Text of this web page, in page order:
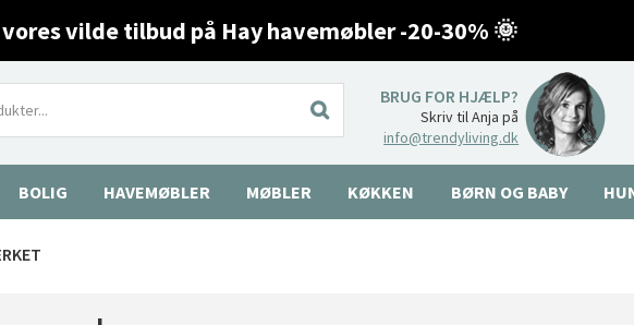
vores vilde tilbud på Hay havemøbler -20-30% 🌞
BRUG FOR HJÆLP?
Skriv til Anja på
info@trendyliving.dk
BOLIG HAVEMØBLER MØBLER KØKKEN BØRN OG BABY